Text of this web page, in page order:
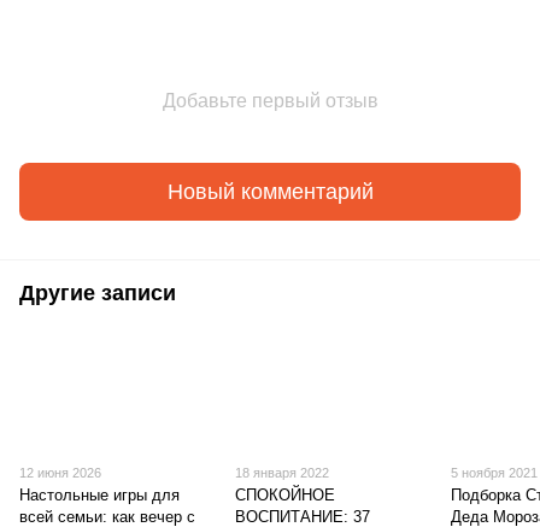
Добавьте первый отзыв
Новый комментарий
Другие записи
12 июня 2026
Настольные игры для
всей семьи: как вечер с
18 января 2022
СПОКОЙНОЕ
ВОСПИТАНИЕ: 37
5 ноября 2021
Подборка
Деда